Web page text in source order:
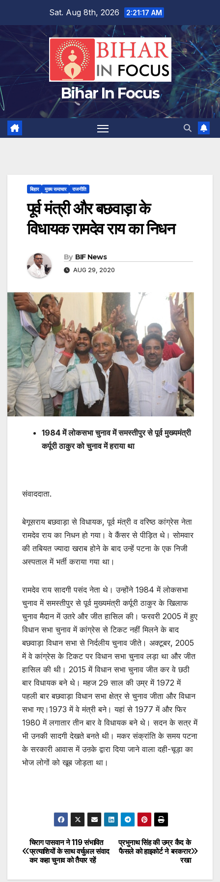
content
Sat. Aug 8th, 2026 2:21:18 AM
Bihar In Focus
बिहार मुख्य समाचार राजनीति
पूर्व मंत्री और बछवाड़ा के
विधायक रामदेव राय का निधन
By BIF News
AUG 29, 2020
1984 में लोकसभा चुनाव में समस्तीपुर से पूर्व मुख्यमंत्री
कर्पूरी ठाकुर को चुनाव में हराया था
संवाददाता.
बेगूसराय बछवाड़ा से विधायक, पूर्व मंत्री व वरिष्ठ कांग्रेस नेता
रामदेव राय का निधन हो गया। वे कैंसर से पीड़ित थे। सोमवार
की तबियत ज्यादा खराब होने के बाद उन्हें पटना के एक निजी
अस्पताल में भर्ती कराया गया था।
रामदेव राय सादगी पसंद नेता थे। उन्होंने 1984 में लोकसभा
चुनाव में समस्तीपुर से पूर्व मुख्यमंत्री कर्पूरी ठाकुर के खिलाफ
चुनाव मैदान में उतरे और जीत हासिल की। फरवरी 2005 में हुए
विधान सभा चुनाव में कांग्रेस से टिकट नहीं मिलने के बाद
बछवाड़ा विधान सभा से निर्दलीय चुनाव जीते। अक्टूबर, 2005
में वे कांग्रेस के टिकट पर विधान सभा चुनाव लड़ा था और जीत
हासिल की थी। 2015 में विधान सभा चुनाव जीत कर वे छठी
बार विधायक बने थे। महज 29 साल की उम्र में 1972 में
पहली बार बछवाड़ा विधान सभा क्षेत्र से चुनाव जीता और विधान
सभा गए।1973 में वे मंत्री बने। यहां से 1977 में और फिर
1980 में लगातार तीन बार वे विधायक बने थे। सदन के सत्र में
भी उनकी सादगी देखते बनते थी। मकर संक्रांति के समय पटना
के सरकारी आवास में उऩके द्वारा दिया जाने वाला दही-चूड़ा का
भोज लोगों को खूब जोड़ता था।
Post
navigation
प्रभुनाथ सिंह की उम्र कैद के
फैसले को हाइकोर्ट ने बरकरार
रखा
चिराग पासवान ने 119 संभावित
प्रत्याशियों के साथ वर्चुअल संवाद
कर कहा चुनाव को तैैयार रहें